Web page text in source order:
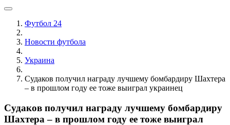
Футбол 24
Новости футбола
Украина
Судаков получил награду лучшему бомбардиру Шахтера
– в прошлом году ее тоже выиграл украинец
Судаков получил награду лучшему бомбардиру
Шахтера – в прошлом году ее тоже выиграл